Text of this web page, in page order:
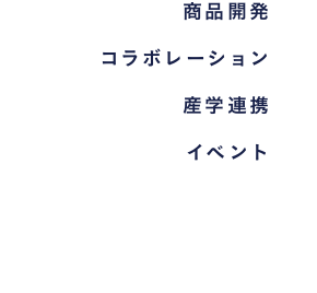
商品開発
コラボレーション
産学連携
イベント